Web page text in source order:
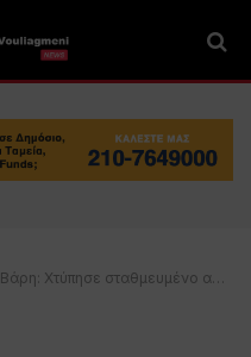
Βάρη: Χτύπησε σταθμευμένο αυτοκίνητο και ντελαπάρισε